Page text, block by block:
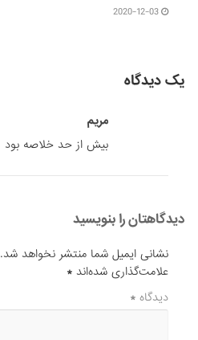
2020-12-03
یک دیدگاه
مریم
بیش از حد خلاصه بود
دیدگاهتان را بنویسید
نشانی ایمیل شما منتشر نخواهد شد.
علامت‌گذاری شده‌اند*
دیدگاه*